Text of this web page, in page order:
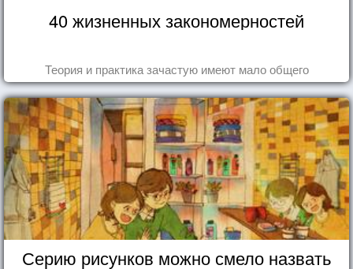
40 жизненных закономерностей
Теория и практика зачастую имеют мало общего
Серию рисунков можно смело назвать